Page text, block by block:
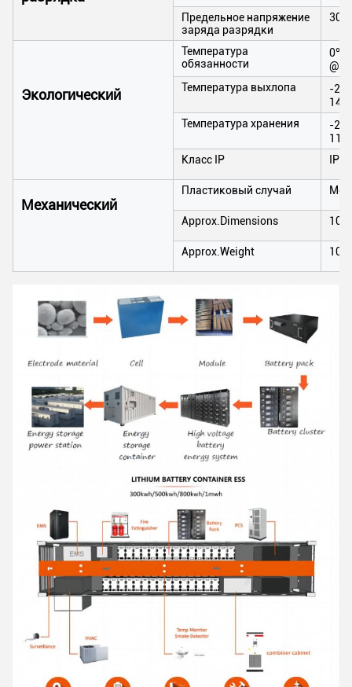
Предельное напряжение
заряда разрядки
Экологический
Температура
обязанности
0℃
Температура выхлопа
-
Температура хранения
-
Класс IP
IP65
Механический
Пластиковый случай
Approx.Dimensions
Approx.Weight